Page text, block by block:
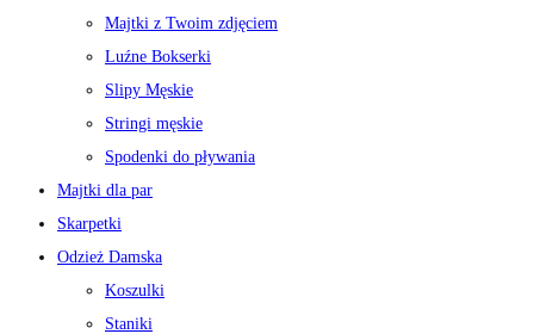
Majtki z Twoim zdjęciem
Luźne Bokserki
Slipy Męskie
Stringi męskie
Spodenki do pływania
Majtki dla par
Skarpetki
Odzież Damska
Koszulki
Staniki